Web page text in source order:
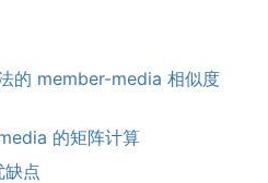
的 member-media 相似度
的矩阵计算
缺点